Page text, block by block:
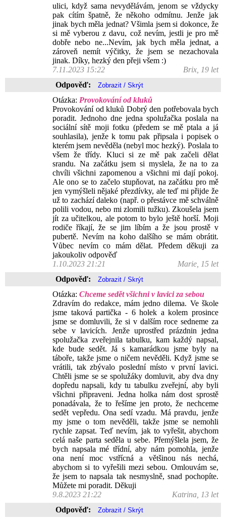
ulici, když sama nevydělávám, jenom se vždycky
pak cítím špatně, že někoho odmítnu. Jenže jak
jinak bych měla jednat? Všimla jsem si dokonce, že
si mě vyberou z davu, což nevím, jestli je pro mě
dobře nebo ne...Nevím, jak bych měla jednat, a
zároveň nemít výčitky, že jsem se nezachovala
jinak. Díky, hezký den přeji všem :)
7.11.2023 15:22
Brix, 19 let
Odpověď:
Otázka: Provokování od kluků
Provokování od kluků Dobrý den potřebovala bych
poradit. Jednoho dne jedna spolužačka poslala na
sociální sítě moji fotku (předem se mě ptala a já
souhlasila), jenže k tomu pak připsala i popisek o
kterém jsem nevěděla (nebyl moc hezký). Poslala to
všem že třídy. Kluci si ze mě pak začeli dělat
srandu. Na začátku jsem si myslela, že na to za
chvíli všichni zapomenou a všichni mi dají pokoj.
Ale ono se to začelo stupňovat, na začátku pro mě
jen vymýšleli nějaké přezdívky, ale teď mi přijde že
už to zachází daleko (např. o přestávce mě schválně
polili vodou, nebo mi zlomili tužku). Zkoušela jsem
jít za učitelkou, ale potom to bylo ještě horší. Moji
rodiče říkají, že se jim líbím a že jsou prostě v
pubertě. Nevím na koho dalšího se mám obrátit.
Vůbec nevím co mám dělat. Předem děkuji za
jakoukoliv odpověď
1.10.2023 21:21
Marie, 15 let
Odpověď:
Otázka: Chceme sedět všichni v lavici za sebou
Zdravím do redakce, mám jedno dilema. Ve škole
jsme taková partička - 6 holek a kolem prosince
jsme se domluvili, že si v dalším roce sedneme za
sebe v lavicích. Jenže uprostřed prázdnin jedna
spolužačka zveřejnila tabulku, kam každý napsal,
kde bude sedět. Já s kamarádkou jsme byly na
táboře, takže jsme o ničem nevěděli. Když jsme se
vrátili, tak zbývalo poslední místo v první lavici.
Chtěli jsme se se spolužáky domluvit, aby dva dny
dopředu napsali, kdy tu tabulku zveřejní, aby byli
všichni připraveni. Jedna holka nám dost sprostě
ponadávala, že to řešíme jen proto, že nechceme
sedět vepředu. Ona sedí vzadu. Má pravdu, jenže
my jsme o tom nevěděli, takže jsme se nemohli
rychle zapsat. Teď nevím, jak to vyřešit, abychom
celá naše parta seděla u sebe. Přemýšlela jsem, že
bych napsala mé třídní, aby nám pomohla, jenže
ona není moc vstřícná a většinou nás nechá,
abychom si to vyřešili mezi sebou. Omlouvám se,
že jsem to napsala tak nesmyslně, snad pochopíte.
Můžete mi poradit. Děkuji
9.8.2023 21:22
Katrina, 13 let
Odpověď: